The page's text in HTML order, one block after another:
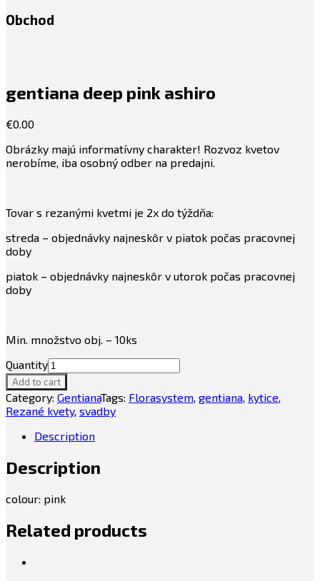
Obchod
gentiana deep pink ashiro
€0.00
Obrázky majú informatívny charakter! Rozvoz kvetov
nerobíme, iba osobný odber na predajni.
Tovar s rezanými kvetmi je 2x do týždňa:
streda – objednávky najneskôr v piatok počas pracovnej
doby
piatok – objednávky najneskôr v utorok počas pracovnej
doby
Min. množstvo obj. – 10ks
Quantity
Add to cart
Category: GentianaTags: Florasystem, gentiana, kytice,
Rezané kvety, svadby
Description
Description
colour: pink
Related products